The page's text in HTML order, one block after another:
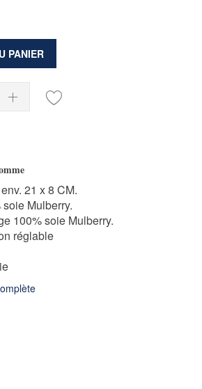
PANIER
21 x 8 CM.
Mulberry.
100% soie Mulberry.
réglable